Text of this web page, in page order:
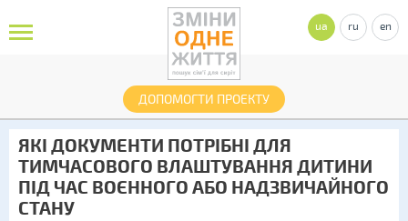
ДОПОМОГТИ ПРОЕКТУ
ua ru en
ЯКІ ДОКУМЕНТИ ПОТРІБНІ ДЛЯ
ТИМЧАСОВОГО ВЛАШТУВАННЯ ДИТИНИ
ПІД ЧАС ВОЄННОГО АБО НАДЗВИЧАЙНОГО
СТАНУ